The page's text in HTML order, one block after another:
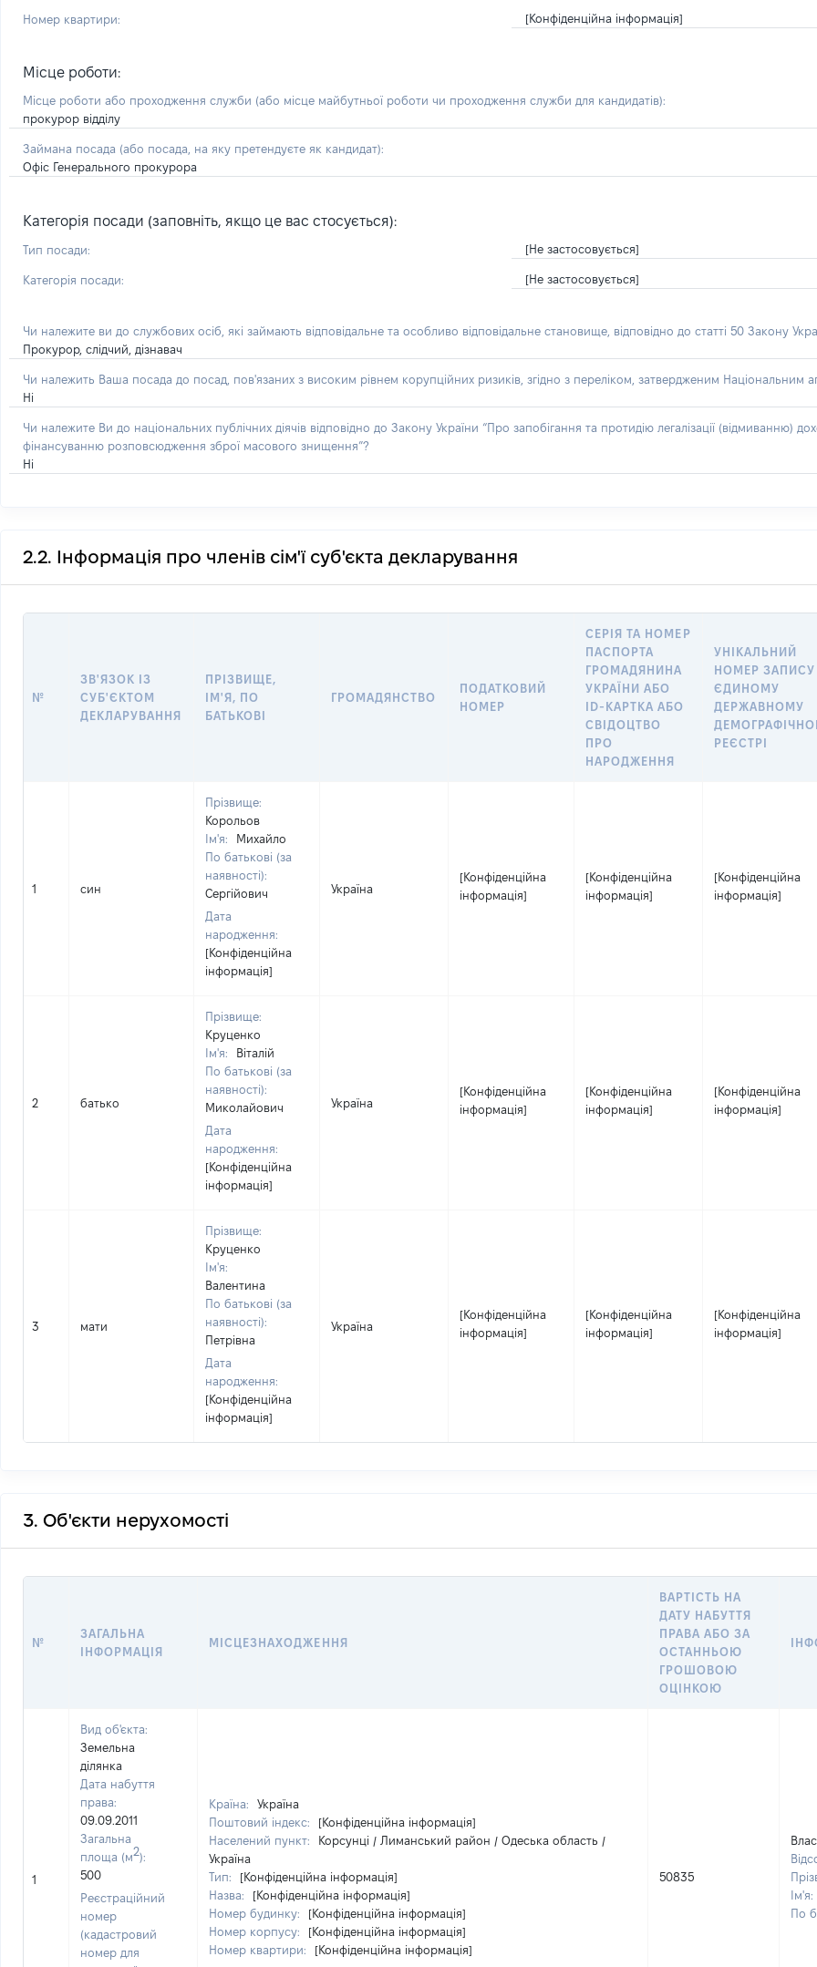
Номер квартири: [Конфіденційна інформація]
Місце роботи:
Місце роботи або проходження служби (або місце майбутньої роботи чи проходження служби для кандидатів):
прокурор відділу
Займана посада (або посада, на яку претендуєте як кандидат):
Офіс Генерального прокурора
Категорія посади (заповніть, якщо це вас стосується):
Тип посади: [Не застосовується]
Категорія посади: [Не застосовується]
Чи належите ви до службових осіб, які займають відповідальне та особливо відповідальне становище, відповідно до статті 50 Закону
Прокурор, слідчий, дізнавач
Чи належить Ваша посада до посад, пов'язаних з високим рівнем корупційних ризиків, згідно з переліком, затвердженим Національним
Ні
Чи належите Ви до національних публічних діячів відповідно до Закону України “Про запобігання та протидію легалізації
фінансуванню розповсюдження зброї масового знищення”?
Ні
2.2. Інформація про членів сім'ї суб'єкта декларування
№
ЗВ'ЯЗОК ІЗ
СУБ'ЄКТОМ
ДЕКЛАРУВАННЯ
ПРІЗВИЩЕ,
ІМ'Я, ПО
БАТЬКОВІ
ГРОМАДЯНСТВО
ПОДАТКОВИЙ
НОМЕР
СЕРІЯ ТА НОМЕР
ПАСПОРТА
ГРОМАДЯНИНА
УКРАЇНИ АБО
ID-КАРТКА АБО
СВІДОЦТВО
ПРО
НАРОДЖЕННЯ
УНІКАЛЬНИЙ
НОМЕР ЗАПИСУ
ЄДИНОМУ
ДЕРЖАВНОМУ
РЕЄСТРІ
1 син
Прізвище:
Корольов
Ім'я:
Михайло
По батькові (за
наявності):
Сергійович
Дата
народження:
[Конфіденційна
інформація]
Україна
[Конфіденційна
інформація]
[Конфіденційна
інформація]
[Конфіденційна
інформація]
2 батько
Прізвище:
Круценко
Ім'я:
Віталій
По батькові (за
наявності):
Миколайович
Дата
народження:
[Конфіденційна
інформація]
Україна
[Конфіденційна
інформація]
[Конфіденційна
інформація]
[Конфіденційна
інформація]
3 мати
Прізвище:
Круценко
Ім'я:
Валентина
По батькові (за
наявності):
Петрівна
Дата
народження:
[Конфіденційна
інформація]
Україна
[Конфіденційна
інформація]
[Конфіденційна
інформація]
[Конфіденційна
інформація]
3. Об'єкти нерухомості
№
ЗАГАЛЬНА
ІНФОРМАЦІЯ
МІСЦЕЗНАХОДЖЕННЯ
ВАРТІСТЬ НА
ДАТУ НАБУТТЯ
ПРАВА АБО ЗА
ОСТАННЬОЮ
ГРОШОВОЮ
ОЦІНКОЮ
1
Вид об'єкта:
Земельна
ділянка
Дата набуття
права:
09.09.2011
Загальна
площа (м2):
500
Реєстраційний
номер
(кадастровий
номер для
Країна:
Україна
Поштовий індекс:
[Конфіденційна інформація]
Населений пункт:
Корсунці / Лиманський район / Одеська область /
Україна
Тип:
[Конфіденційна інформація]
Назва:
[Конфіденційна інформація]
Номер будинку:
[Конфіденційна інформація]
Номер корпусу:
[Конфіденційна інформація]
Номер квартири:
[Конфіденційна інформація]
50835
Ім'я:
По